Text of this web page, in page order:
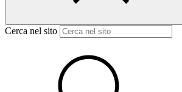
Cerca nel sito